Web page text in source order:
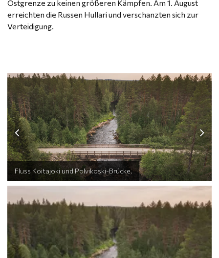
Ostgrenze zu keinen größeren Kämpfen. Am 1. August
erreichten die Russen Hullari und verschanzten sich zur
Verteidigung.
Fluss Koitajoki und Polvikoski-Brücke.